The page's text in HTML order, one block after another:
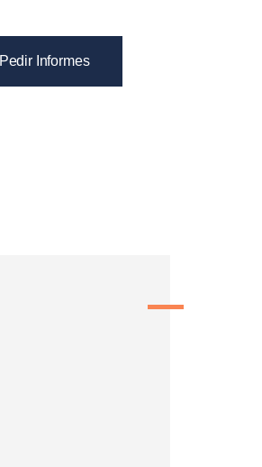
Pedir Informes